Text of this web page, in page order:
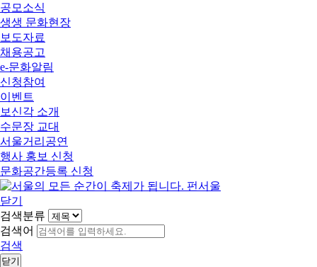
공모소식
생생 문화현장
보도자료
채용공고
e-문화알림
신청참여
이벤트
보신각 소개
수문장 교대
서울거리공연
행사 홍보 신청
문화공간등록 신청
닫기
검색분류
검색어
검색
닫기